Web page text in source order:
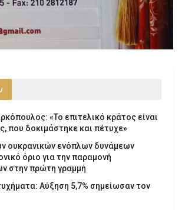
«Το επιτελικό κράτος είναι
που δοκιμάστηκε και πέτυχε»
ουκρανικών ενόπλων δυνάμεων
όριο για την παραμονή
στην πρώτη γραμμή
Αύξηση 5,7% σημείωσαν τον